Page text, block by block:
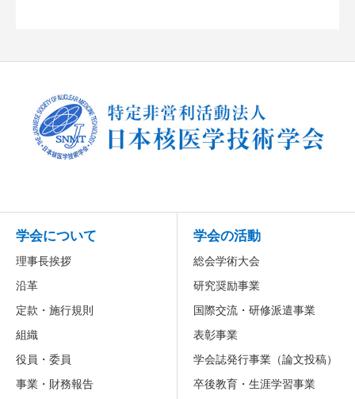
学会について
理事長挨拶
沿革
定款・施行規則
組織
役員・委員
事業・財務報告
学会の活動
総会学術大会
研究奨励事業
国際交流・研修派遣事業
表彰事業
学会誌発行事業（論文投稿）
卒後教育・生涯学習事業